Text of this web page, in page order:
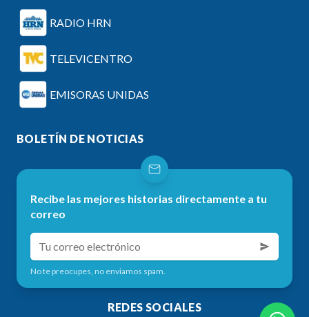
RADIO HRN
TELEVICENTRO
EMISORAS UNIDAS
BOLETÍN DE NOTICIAS
Recibe las mejores historias directamente a tu
correo
No te preocupes, no enviamos spam.
REDES SOCIALES